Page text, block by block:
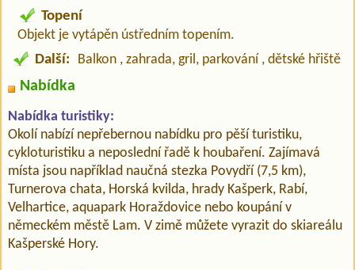
Topení
Objekt je vytápěn ústředním topením.
Další:
Balkon , zahrada, gril, parkování , dětské hřiště
Nabídka
Nabídka turistiky:
Okolí nabízí nepřebernou nabídku pro pěší turistiku,
cykloturistiku a neposlední řadě k houbaření. Zajímavá
místa jsou například naučná stezka Povydří (7,5 km),
Turnerova chata, Horská kvilda, hrady Kašperk, Rabí,
Velhartice, aquapark Horaždovice nebo koupání v
německém městě Lam. V zimě můžete vyrazit do skiareálu
Kašperské Hory.